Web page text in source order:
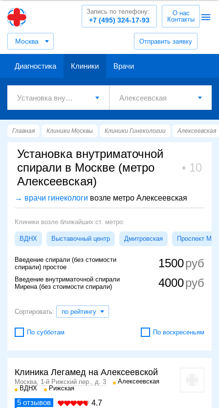
Москва Отправить заявку
+7 (495) 324-17-93
Запись по телефону:
О нас
Контакты
Диагностика Клиники Врачи
Главная Клиники Москвы Клиники Гинекологии Алексеевская
Установка внутриматочной
спирали в Москве (метро
Алексеевская)
10
→ врачи гинекологи возле метро Алексеевская
Клиники возле ближайших ст. метро:
ВДНХ Выставочный центр Дмитровская Проспект
Введение спирали (без стоимости
спирали) простое
1500
Введение внутриматочной спирали
Мирена (без стоимости спирали)
4000
Сортировать: по рейтингу
По субботам По воскресеньям
Клиника Легамед на Алексеевской
Москва, 1-й Рижский пер., д. 3
Алексеевская
ВДНХ
Рижская
5 отзывов 4.7